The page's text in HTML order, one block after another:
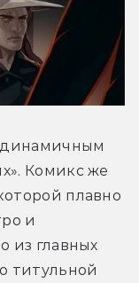
динамичным
Комикс же
плавно
и
из главных
титульной